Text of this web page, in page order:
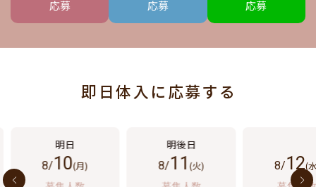
応募 応募 応募
即日体入に応募する
8/10(月) 8/11 (火) 8/12(